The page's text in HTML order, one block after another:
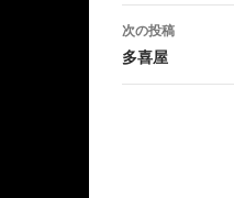
ナ
ビ
ゲ
次の投稿
多喜屋